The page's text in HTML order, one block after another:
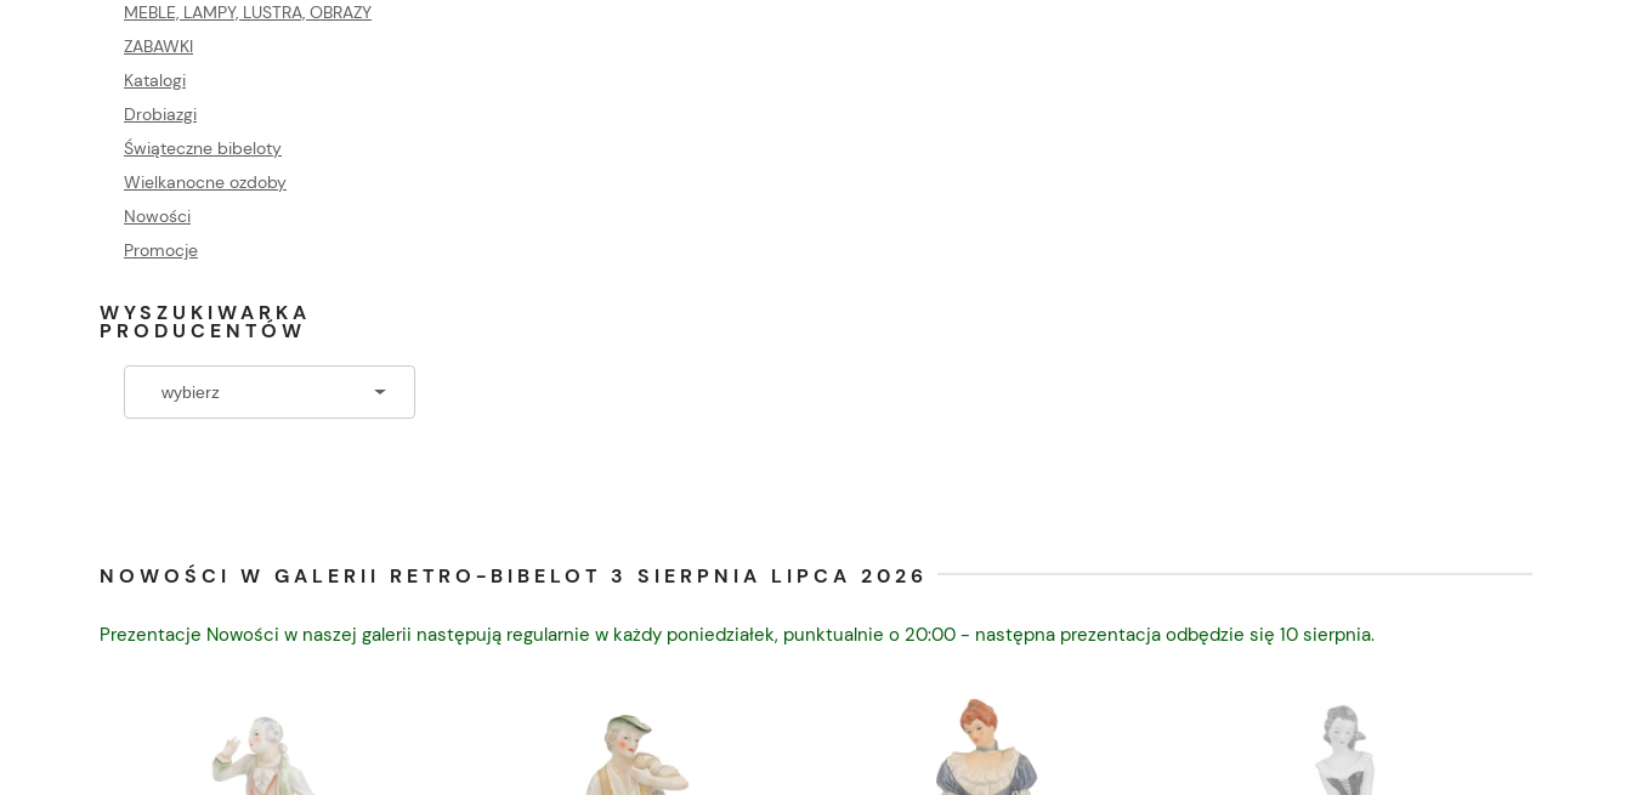
MEBLE, LAMPY, LUSTRA, OBRAZY
ZABAWKI
Katalogi
Drobiazgi
Świąteczne bibeloty
Wielkanocne ozdoby
Nowości
Promocje
WYSZUKIWARKA
PRODUCENTÓW
NOWOŚCI W GALERII RETRO-BIBELOT 3 SIERPNIA LIPCA 2026
Prezentacje Nowości w naszej galerii następują regularnie w każdy poniedziałek, punktualnie o 20:00 - następna prezentacja odbędzie się 10 sierpnia.